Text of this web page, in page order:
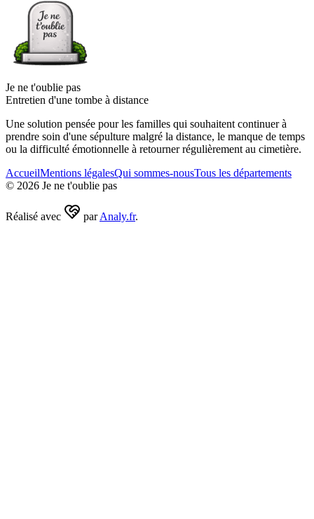
Je ne t'oublie pas
Entretien d'une tombe à distance
Une solution pensée pour les familles qui souhaitent continuer à
prendre soin d'une sépulture malgré la distance, le manque de temps
ou la difficulté émotionnelle à retourner régulièrement au cimetière.
AccueilMentions légalesQui sommes-nousTous les départements
© 2026 Je ne t'oublie pas
Réalisé avec par Analy.fr.